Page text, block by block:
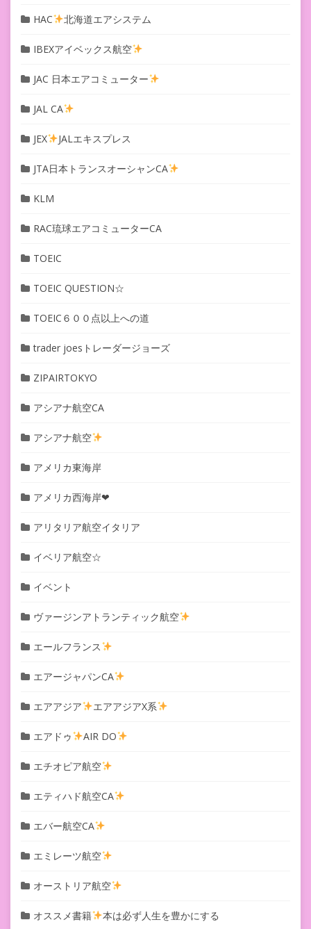
HAC 北海道エアシステム
IBEXアイベックス航空
JAC 日本エアコミューター
JAL CA
JEX JALエキスプレス
JTA日本トランスオーシャンCA
KLM
RAC琉球エアコミューターCA
TOEIC
TOEIC QUESTION☆
TOEIC６００点以上への道
trader joesトレーダージョーズ
ZIPAIRTOKYO
アシアナ航空CA
アシアナ航空
アメリカ東海岸
アメリカ西海岸❤︎
アリタリア航空イタリア
イベリア航空☆
イベント
ヴァージンアトランティック航空
エールフランス
エアージャパンCA
エアアジア エアアジアX系
エアドゥ AIR DO
エチオピア航空
エティハド航空CA
エバー航空CA
エミレーツ航空
オーストリア航空
オススメ書籍 本は必ず人生を豊かにする